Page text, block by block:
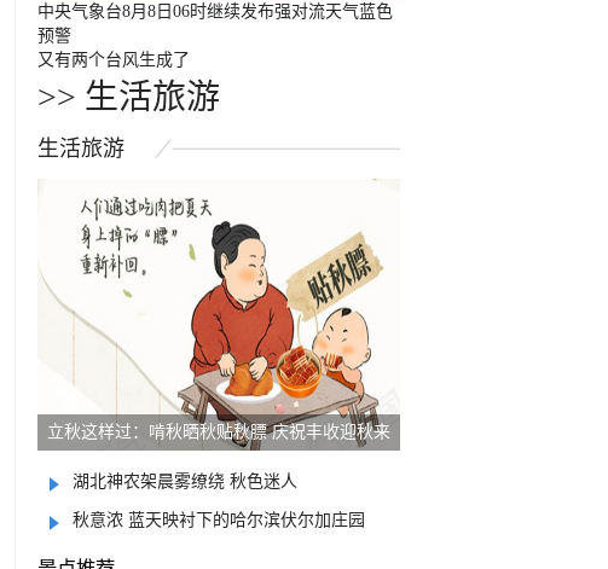
中央气象台8月8日06时继续发布强对流天气蓝色
预警
又有两个台风生成了
>> 生活旅游
生活旅游
立秋这样过：啃秋晒秋贴秋膘 庆祝丰收迎秋来
湖北神农架晨雾缭绕 秋色迷人
秋意浓 蓝天映衬下的哈尔滨伏尔加庄园